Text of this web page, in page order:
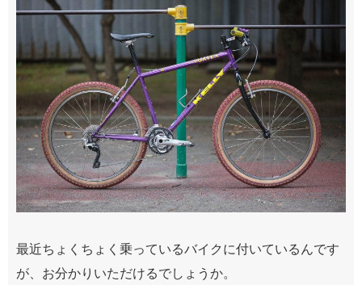
最近ちょくちょく乗っているバイクに付いているんです
が、お分かりいただけるでしょうか。